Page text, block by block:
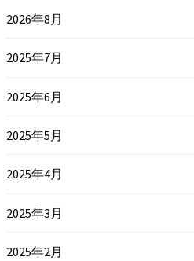
2026年8月
2025年7月
2025年6月
2025年5月
2025年4月
2025年3月
2025年2月